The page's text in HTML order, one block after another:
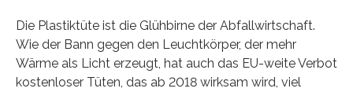
Die Plastiktüte ist die Glühbirne der Abfallwirtschaft.
Wie der Bann gegen den Leuchtkörper, der mehr
Wärme als Licht erzeugt, hat auch das EU-weite Verbot
kostenloser Tüten, das ab 2018 wirksam wird, viel